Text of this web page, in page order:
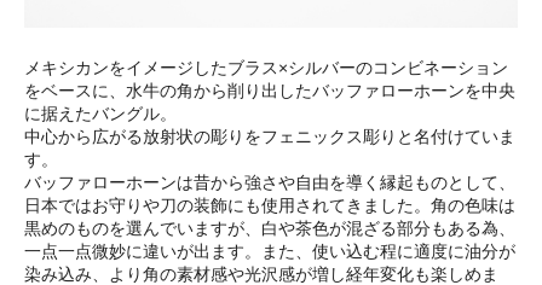
メキシカンをイメージしたブラス×シルバーのコンビネーション
をベースに、水牛の角から削り出したバッファローホーンを中央
に据えたバングル。
中心から広がる放射状の彫りをフェニックス彫りと名付けていま
す。
バッファローホーンは昔から強さや自由を導く縁起ものとして、
日本ではお守りや刀の装飾にも使用されてきました。角の色味は
黒めのものを選んでいますが、白や茶色が混ざる部分もある為、
一点一点微妙に違いが出ます。また、使い込む程に適度に油分が
染み込み、より角の素材感や光沢感が増し経年変化も楽しめま